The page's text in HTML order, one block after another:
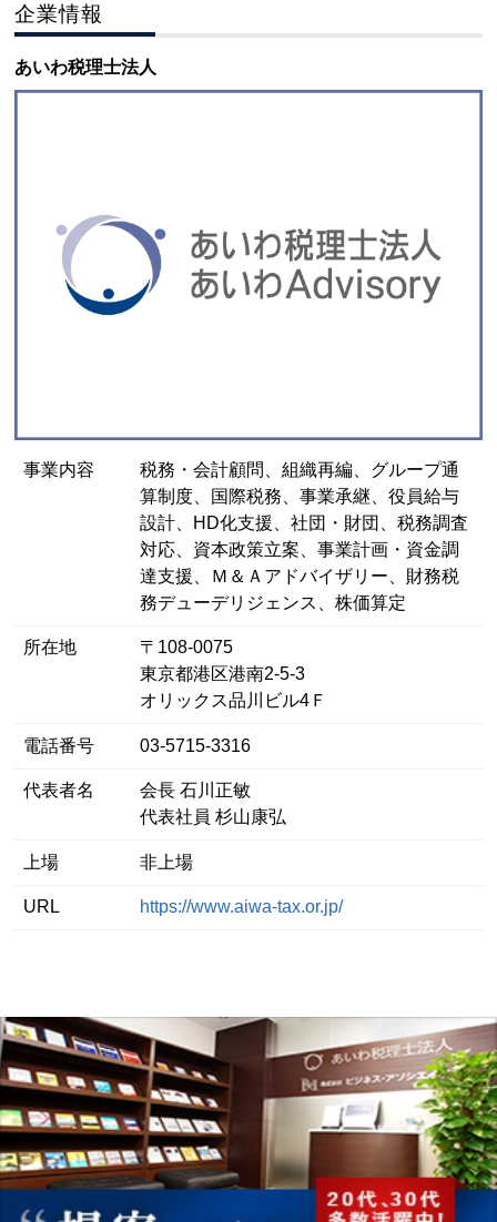
企業情報
あいわ税理士法人
事業内容
税務・会計顧問、組織再編、グループ通
算制度、国際税務、事業承継、役員給与
設計、HD化支援、社団・財団、税務調査
対応、資本政策立案、事業計画・資金調
達支援、Ｍ＆Ａアドバイザリー、財務税
務デューデリジェンス、株価算定
所在地
〒108-0075
東京都港区港南2-5-3
オリックス品川ビル4Ｆ
電話番号 03-5715-3316
代表者名
会長 石川正敏
代表社員 杉山康弘
上場 非上場
URL https://www.aiwa-tax.or.jp/